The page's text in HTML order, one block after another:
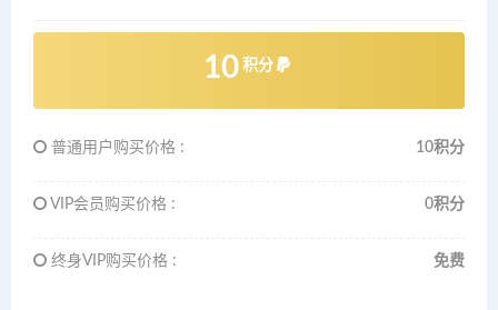
10 积分
普通用户购买价格 : 10积分
VIP会员购买价格 : 0积分
终身VIP购买价格 : 免费